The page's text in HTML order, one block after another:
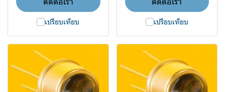
เปรียบเทียบ เปรียบเทียบ